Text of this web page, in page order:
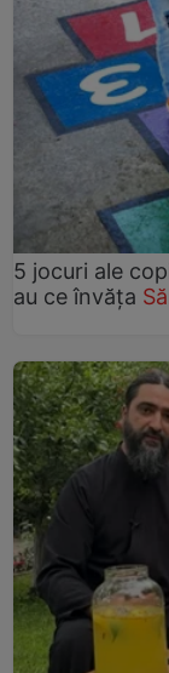
5 jocuri ale
au ce învăța